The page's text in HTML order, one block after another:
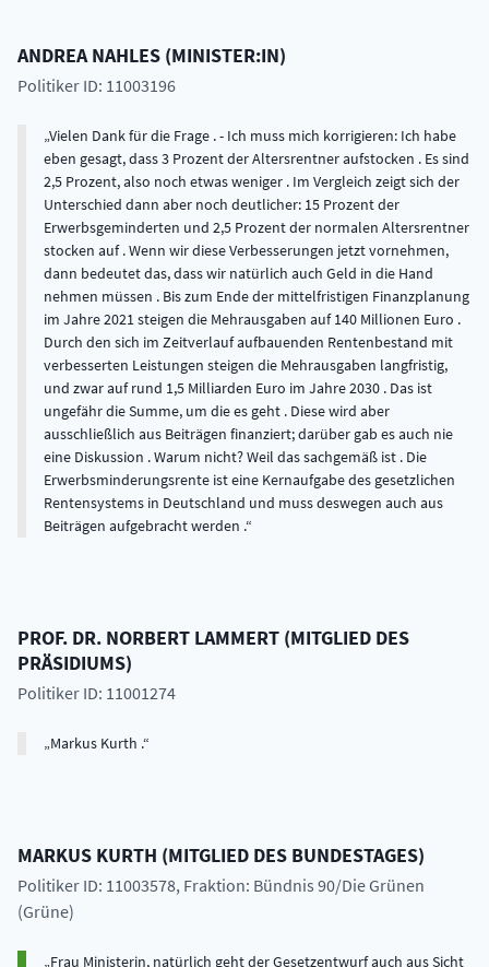
ANDREA NAHLES (MINISTER:IN)
Politiker ID: 11003196
Vielen Dank für die Frage . - Ich muss mich korrigieren: Ich habe
eben gesagt, dass 3 Prozent der Altersrentner aufstocken . Es sind
2,5 Prozent, also noch etwas weniger . Im Vergleich zeigt sich der
Unterschied dann aber noch deutlicher: 15 Prozent der
Erwerbsgeminderten und 2,5 Prozent der normalen Altersrentner
stocken auf . Wenn wir diese Verbesserungen jetzt vornehmen,
dann bedeutet das, dass wir natürlich auch Geld in die Hand
nehmen müssen . Bis zum Ende der mittelfristigen Finanzplanung
im Jahre 2021 steigen die Mehrausgaben auf 140 Millionen Euro .
Durch den sich im Zeitverlauf aufbauenden Rentenbestand mit
verbesserten Leistungen steigen die Mehrausgaben langfristig,
und zwar auf rund 1,5 Milliarden Euro im Jahre 2030 . Das ist
ungefähr die Summe, um die es geht . Diese wird aber
ausschließlich aus Beiträgen finanziert; darüber gab es auch nie
eine Diskussion . Warum nicht? Weil das sachgemäß ist . Die
Erwerbsminderungsrente ist eine Kernaufgabe des gesetzlichen
Rentensystems in Deutschland und muss deswegen auch aus
Beiträgen aufgebracht werden .
PROF. DR. NORBERT LAMMERT (MITGLIED DES
PRÄSIDIUMS)
Politiker ID: 11001274
Markus Kurth .
MARKUS KURTH (MITGLIED DES BUNDESTAGES)
Politiker ID: 11003578, Fraktion: Bündnis 90/Die Grünen
(Grüne)
Frau Ministerin, natürlich geht der Gesetzentwurf auch aus Sicht